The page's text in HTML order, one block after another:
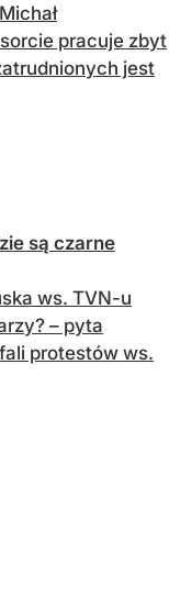
pracuje zbyt
jest
są czarne
ws. TVN-u
– pyta
protestów ws.